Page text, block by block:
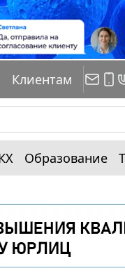
Клиентам
Образование